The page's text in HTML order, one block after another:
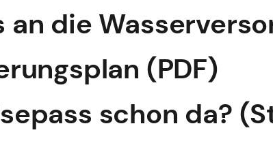
die
(PDF)
schon da?